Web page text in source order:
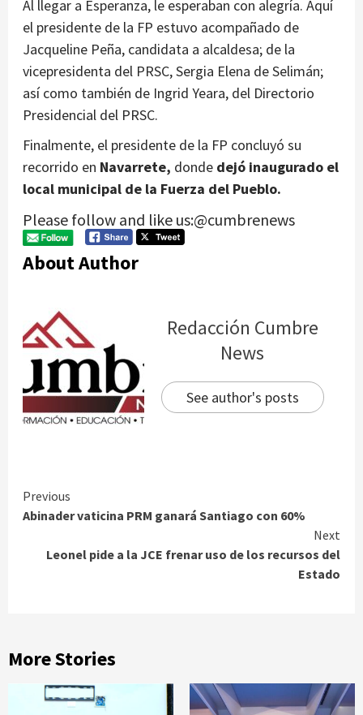
Al llegar a Esperanza, le esperaban con alegría. Aquí
el presidente de la FP estuvo acompañado de
Jacqueline Peña, candidata a alcaldesa; de la
vicepresidenta del PRSC, Sergia Elena de Selimán;
así como también de Ingrid Yeara, del Directorio
Presidencial del PRSC.
Finalmente, el presidente de la FP concluyó su
recorrido en Navarrete, donde dejó inaugurado el
local municipal de la Fuerza del Pueblo.
Please follow and like us:@cumbrenews
About Author
Redacción Cumbre
News
See author's posts
Continue
Previous
Abinader vaticina PRM ganará Santiago con 60%
Next
Leonel pide a la JCE frenar uso de los recursos del
Estado
More Stories